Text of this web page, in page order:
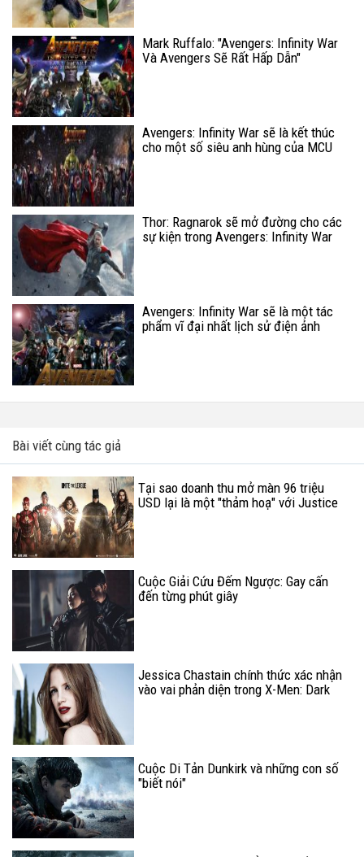
Mark Ruffalo: "Avengers: Infinity War
Và Avengers Sẽ Rất Hấp Dẫn"
Avengers: Infinity War sẽ là kết thúc
cho một số siêu anh hùng của MCU
Thor: Ragnarok sẽ mở đường cho các
sự kiện trong Avengers: Infinity War
Avengers: Infinity War sẽ là một tác
phẩm vĩ đại nhất lịch sử điện ảnh
Bài viết cùng tác giả
Tại sao doanh thu mở màn 96 triệu
USD lại là một "thảm hoạ" với Justice
Cuộc Giải Cứu Đếm Ngược: Gay cấn
đến từng phút giây
Jessica Chastain chính thức xác nhận
vào vai phản diện trong X-Men: Dark
Cuộc Di Tản Dunkirk và những con số
"biết nói"